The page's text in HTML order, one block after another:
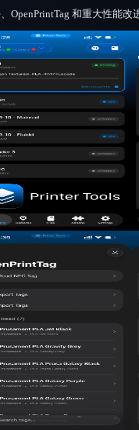
OpenPrintTag 和重大性能改